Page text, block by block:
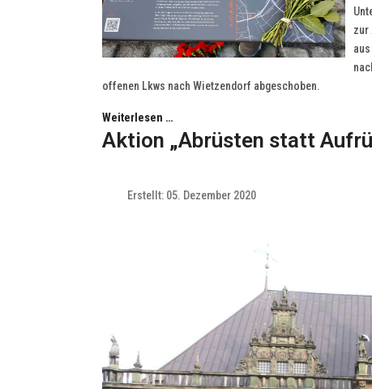
zur
offenen Lkws nach Wietzendorf abgeschoben.
Weiterlesen …
Aktion „Abrüsten statt
Erstellt: 05. Dezember 2020